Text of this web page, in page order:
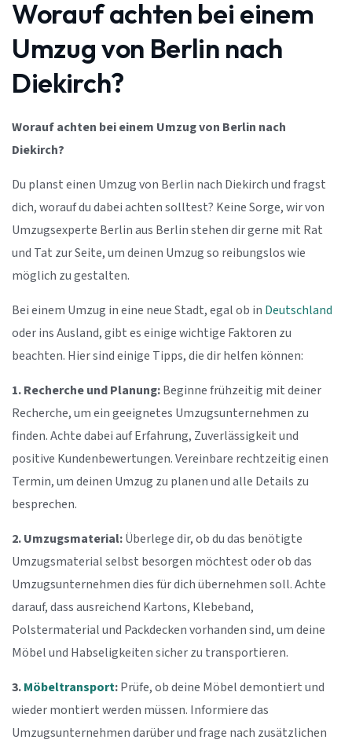
Worauf achten bei einem
Umzug von Berlin nach
Diekirch?
Worauf achten bei einem Umzug von Berlin nach
Diekirch?
Du planst einen Umzug von Berlin nach Diekirch und fragst
dich, worauf du dabei achten solltest? Keine Sorge, wir von
Umzugsexperte Berlin aus Berlin stehen dir gerne mit Rat
und Tat zur Seite, um deinen Umzug so reibungslos wie
möglich zu gestalten.
Bei einem Umzug in eine neue Stadt, egal ob in Deutschland
oder ins Ausland, gibt es einige wichtige Faktoren zu
beachten. Hier sind einige Tipps, die dir helfen können:
1. Recherche und Planung:Beginne frühzeitig mit deiner
Recherche, um ein geeignetes Umzugsunternehmen zu
finden. Achte dabei auf Erfahrung, Zuverlässigkeit und
positive Kundenbewertungen. Vereinbare rechtzeitig einen
Termin, um deinen Umzug zu planen und alle Details zu
besprechen.
2. Umzugsmaterial:Überlege dir, ob du das benötigte
Umzugsmaterial selbst besorgen möchtest oder ob das
Umzugsunternehmen dies für dich übernehmen soll. Achte
darauf, dass ausreichend Kartons, Klebeband,
Polstermaterial und Packdecken vorhanden sind, um deine
Möbel und Habseligkeiten sicher zu transportieren.
3.Möbeltransport:Prüfe, ob deine Möbel demontiert und
wieder montiert werden müssen. Informiere das
Umzugsunternehmen darüber und frage nach zusätzlichen